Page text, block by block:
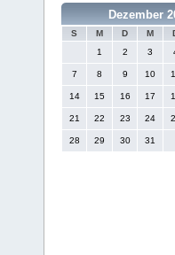
Dezember
S M D M
1
2 3
7 8 9 10
14 15 16 17
21 22 23 24
28 29 30 31